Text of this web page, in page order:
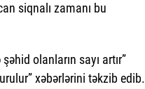
siqnalı zamanı bu
olanların sayı artır”
xəbərlərini təkzib edib.